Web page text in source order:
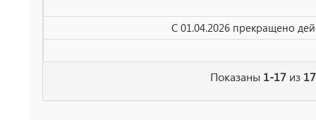
С 01.04.2026 прекращено
Показаны 1-17 из 17